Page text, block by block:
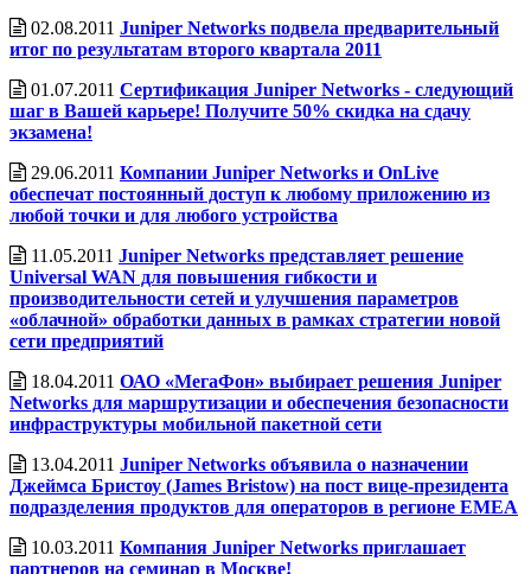
02.08.2011 Juniper Networks подвела предварительный
итог по результатам второго квартала 2011
01.07.2011 Сертификация Juniper Networks - следующий
шаг в Вашей карьере! Получите 50% скидка на сдачу
экзамена!
29.06.2011 Компании Juniper Networks и OnLive
обеспечат постоянный доступ к любому приложению из
любой точки и для любого устройства
11.05.2011 Juniper Networks представляет решение
Universal WAN для повышения гибкости и
производительности сетей и улучшения параметров
«облачной» обработки данных в рамках стратегии новой
сети предприятий
18.04.2011 ОАО «МегаФон» выбирает решения Juniper
Networks для маршрутизации и обеспечения безопасности
инфраструктуры мобильной пакетной сети
13.04.2011 Juniper Networks объявила о назначении
Джеймса Бристоу (James Bristow) на пост вице-президента
подразделения продуктов для операторов в регионе EMEA
10.03.2011 Компания Juniper Networks приглашает
партнеров на семинар в Москве!